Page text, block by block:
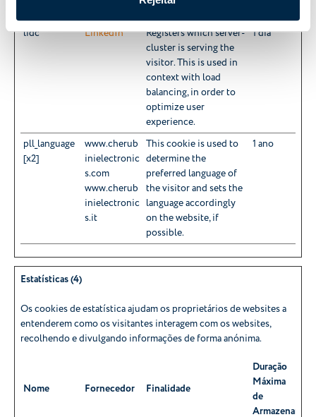
lidc LinkedIn
Registers which server-
cluster is serving the
visitor. This is used in
context with load
balancing, in order to
optimize user
experience.
1 dia
pll_language
[x2]
www.cherub
inielectronic
s.com
www.cherub
inielectronic
s.it
This cookie is used to
determine the
preferred language of
the visitor and sets the
language accordingly
on the website, if
possible.
1 ano
Estatísticas (4)
Os cookies de estatística ajudam os proprietários de websites a
entenderem como os visitantes interagem com os websites,
recolhendo e divulgando informações de forma anónima.
Nome Fornecedor Finalidade
Duração
Máxima
de